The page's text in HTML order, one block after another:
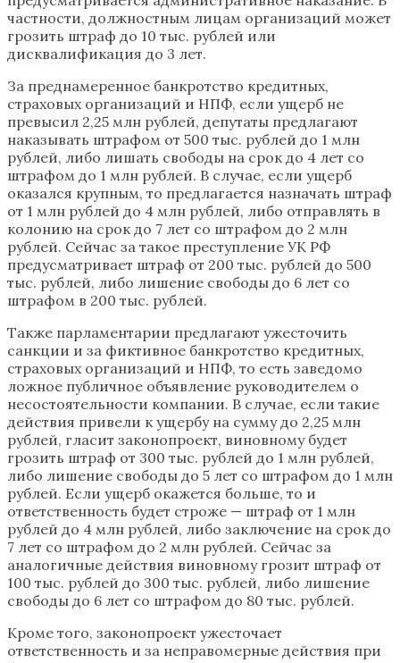
частности, должностным лицам организаций может
грозить штраф до 10 тыс. рублей или
дисквалификация до 3 лет.
За преднамеренное банкротство кредитных,
страховых организаций и НПФ, если ущерб не
превысил 2,25 млн рублей, депутаты предлагают
наказывать штрафом от 500 тыс. рублей до 1 млн
рублей, либо лишать свободы на срок до 4 лет со
штрафом до 1 млн рублей. В случае, если ущерб
оказался крупным, то предлагается назначать штраф
от 1 млн рублей до 4 млн рублей, либо отправлять в
колонию на срок до 7 лет со штрафом до 2 млн
рублей. Сейчас за такое преступление УК РФ
предусматривает штраф от 200 тыс. рублей до 500
тыс. рублей, либо лишение свободы до 6 лет со
штрафом в 200 тыс. рублей.
Также парламентарии предлагают ужесточить
санкции и за фиктивное банкротство кредитных,
страховых организаций и НПФ, то есть заведомо
ложное публичное объявление руководителем о
несостоятельности компании. В случае, если такие
действия привели к ущербу на сумму до 2,25 млн
рублей, гласит законопроект, виновному будет
грозить штраф от 300 тыс. рублей до 1 млн рублей,
либо лишение свободы до 5 лет со штрафом до 1 млн
рублей. Если ущерб окажется больше, то и
ответственность будет строже — штраф от 1 млн
рублей до 4 млн рублей, либо заключение на срок до
7 лет со штрафом до 2 млн рублей. Сейчас за
аналогичные действия виновному грозит штраф от
100 тыс. рублей до 300 тыс. рублей, либо лишение
свободы до 6 лет со штрафом до 80 тыс. рублей.
Кроме того, законопроект ужесточает
ответственность и за неправомерные действия при